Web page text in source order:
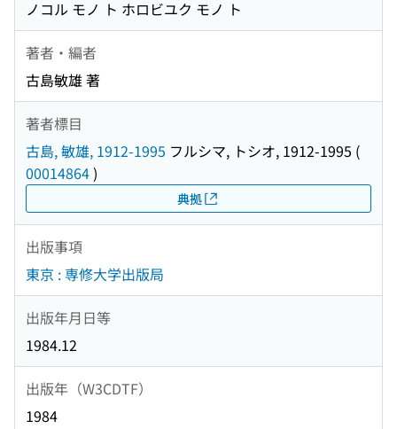
ノコル モノ ト ホロビユク モノ ト
著者・編者
古島敏雄 著
著者標目
古島, 敏雄, 1912-1995 フルシマ, トシオ, 1912-1995 (
00014864)
典拠
出版事項
東京 : 専修大学出版局
出版年月日等
1984.12
出版年（W3CDTF）
1984